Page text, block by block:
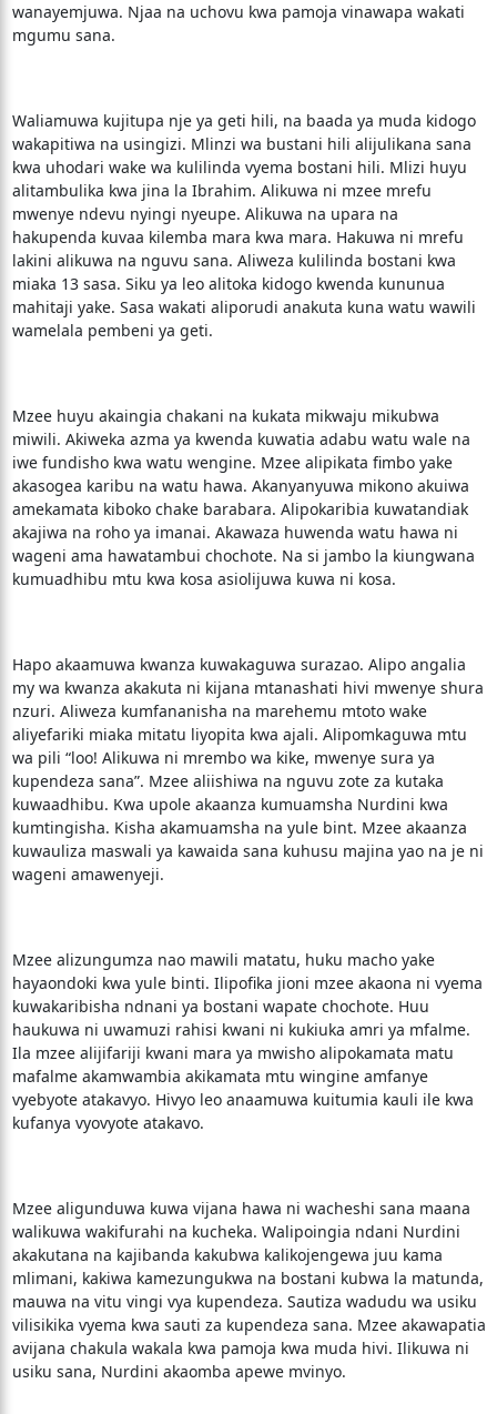
wanayemjuwa. Njaa na uchovu kwa pamoja vinawapa wakati
mgumu sana.
Waliamuwa kujitupa nje ya geti hili, na baada ya muda kidogo
wakapitiwa na usingizi. Mlinzi wa bustani hili alijulikana sana
kwa uhodari wake wa kulilinda vyema bostani hili. Mlizi huyu
alitambulika kwa jina la Ibrahim. Alikuwa ni mzee mrefu
mwenye ndevu nyingi nyeupe. Alikuwa na upara na
hakupenda kuvaa kilemba mara kwa mara. Hakuwa ni mrefu
lakini alikuwa na nguvu sana. Aliweza kulilinda bostani kwa
miaka 13 sasa. Siku ya leo alitoka kidogo kwenda kununua
mahitaji yake. Sasa wakati aliporudi anakuta kuna watu wawili
wamelala pembeni ya geti.
Mzee huyu akaingia chakani na kukata mikwaju mikubwa
miwili. Akiweka azma ya kwenda kuwatia adabu watu wale na
iwe fundisho kwa watu wengine. Mzee alipikata fimbo yake
akasogea karibu na watu hawa. Akanyanyuwa mikono akuiwa
amekamata kiboko chake barabara. Alipokaribia kuwatandiak
akajiwa na roho ya imanai. Akawaza huwenda watu hawa ni
wageni ama hawatambui chochote. Na si jambo la kiungwana
kumuadhibu mtu kwa kosa asiolijuwa kuwa ni kosa.
Hapo akaamuwa kwanza kuwakaguwa surazao. Alipo angalia
my wa kwanza akakuta ni kijana mtanashati hivi mwenye shura
nzuri. Aliweza kumfananisha na marehemu mtoto wake
aliyefariki miaka mitatu liyopita kwa ajali. Alipomkaguwa mtu
wa pili “loo! Alikuwa ni mrembo wa kike, mwenye sura ya
kupendeza sana”. Mzee aliishiwa na nguvu zote za kutaka
kuwaadhibu. Kwa upole akaanza kumuamsha Nurdini kwa
kumtingisha. Kisha akamuamsha na yule bint. Mzee akaanza
kuwauliza maswali ya kawaida sana kuhusu majina yao na je ni
wageni amawenyeji.
Mzee alizungumza nao mawili matatu, huku macho yake
hayaondoki kwa yule binti. Ilipofika jioni mzee akaona ni vyema
kuwakaribisha ndnani ya bostani wapate chochote. Huu
haukuwa ni uwamuzi rahisi kwani ni kukiuka amri ya mfalme.
Ila mzee alijifariji kwani mara ya mwisho alipokamata matu
mafalme akamwambia akikamata mtu wingine amfanye
vyebyote atakavyo. Hivyo leo anaamuwa kuitumia kauli ile kwa
kufanya vyovyote atakavo.
Mzee aligunduwa kuwa vijana hawa ni wacheshi sana maana
walikuwa wakifurahi na kucheka. Walipoingia ndani Nurdini
akakutana na kajibanda kakubwa kalikojengewa juu kama
mlimani, kakiwa kamezungukwa na bostani kubwa la matunda,
mauwa na vitu vingi vya kupendeza. Sautiza wadudu wa usiku
vilisikika vyema kwa sauti za kupendeza sana. Mzee akawapatia
avijana chakula wakala kwa pamoja kwa muda hivi. Ilikuwa ni
usiku sana, Nurdini akaomba apewe mvinyo.